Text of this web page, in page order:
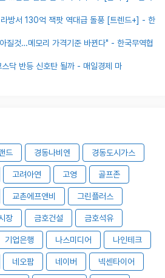
방서 130억 잭팟 역대급 돌풍 [트렌드+] - 한
질것…메모리 가격기준 바뀐다" - 한국무역협
닥 반등 신호탄 될까 - 매일경제 마
드 경동나비엔 경동도시가스
고려아연 고영 골프존
교촌에프앤비 그린플러스
장 금호건설 금호석유
기업은행 나스미디어 나인테크
네오팜 네이버 넥센타이어